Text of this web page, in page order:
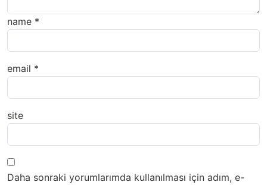
name *
email *
site
Daha sonraki yorumlarımda kullanılması için adım, e-